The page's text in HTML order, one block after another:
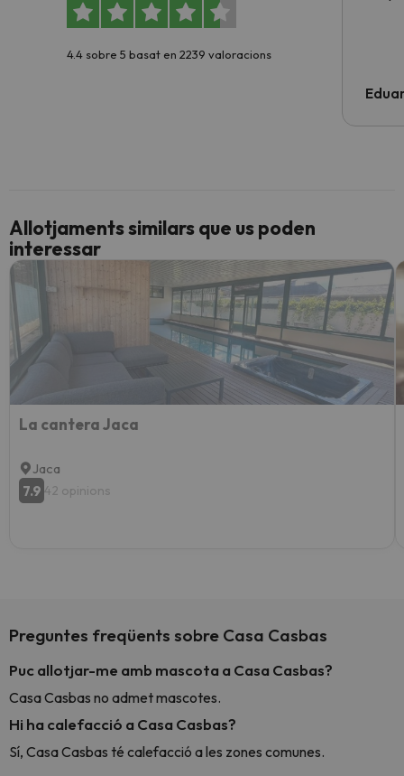
4.4 sobre 5 basat en 2239 valoracions
Allotjaments similars que us poden
interessar
La cantera Jaca
Jaca
7.9 42 opinions
Preguntes freqüents sobre Casa Casbas
Puc allotjar-me amb mascota a Casa Casbas?
Casa Casbas no admet mascotes.
Hi ha calefacció a Casa Casbas?
Sí, Casa Casbas té calefacció a les zones comunes.